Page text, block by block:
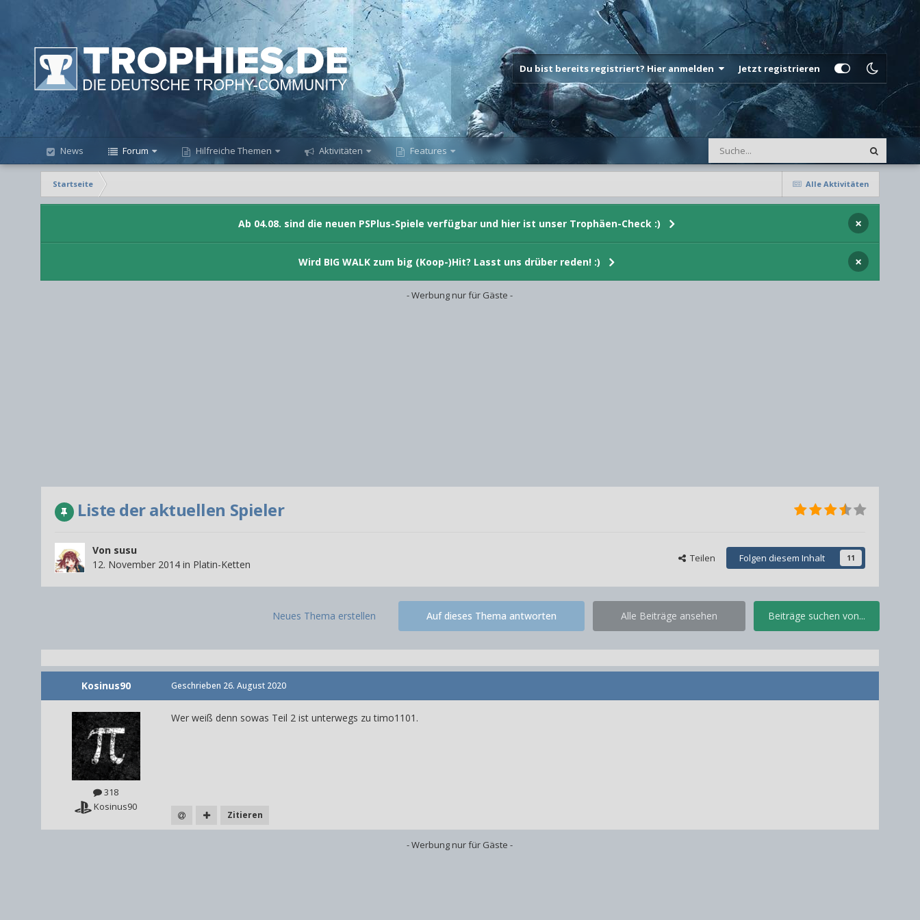
Du bist bereits registriert? Hier anmelden Jetzt registrieren
News Forum Hilfreiche Themen Aktivitäten Features
Alle Aktivitäten
Startseite
Ab 04.08. sind die neuen PSPlus-Spiele verfügbar und hier ist unser Trophäen-Check :) ×
Wird BIG WALK zum big (Koop-)Hit? Lasst uns drüber reden! :) ×
- Werbung nur für Gäste -
Liste der aktuellen Spieler
Von susu
12. November 2014in Platin-Ketten Teilen Folgen diesem Inhalt 11
Beiträge suchen von...
Alle Beiträge ansehen
Auf dieses Thema antworten
Neues Thema erstellen
Kosinus90
318
Kosinus90
Geschrieben 26. August 2020
Wer weiß denn sowas Teil 2 ist unterwegs zu timo1101.
Zitieren
- Werbung nur für Gäste -